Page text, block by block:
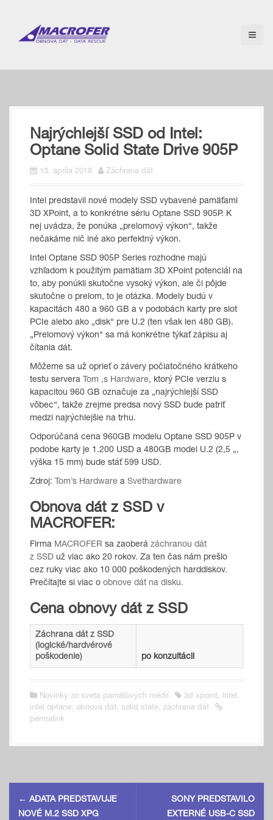
o
Najrýchlejší SSD od Intel:
Optane Solid State Drive 905P
13. apríla 2018 Záchrana dát
Intel predstavil nové modely SSD vybavené pamäťami
3D XPoint, a to konkrétne sériu Optane SSD 905P. K
nej uvádza, že ponúka „prelomový výkon“, takže
nečakáme nič iné ako perfektný výkon.
Intel Optane SSD 905P Series rozhodne majú
vzhľadom k použitým pamätiam 3D XPoint potenciál na
to, aby ponúkli skutočne vysoký výkon, ale či pôjde
skutočne o prelom, to je otázka. Modely budú v
kapacitách 480 a 960 GB a v podobách karty pre slot
PCIe alebo ako „disk“ pre U.2 (ten však len 480 GB).
„Prelomový výkon“ sa má konkrétne týkať zápisu aj
čítania dát.
Môžeme sa už oprieť o závery počiatočného krátkeho
testu servera Tom ‚s Hardware, ktorý PCIe verziu s
kapacitou 960 GB označuje za „najrýchlejší SSD
vôbec“, takže zrejme predsa nový SSD bude patriť
medzi najrýchlejšie na trhu.
Odporúčaná cena 960GB modelu Optane SSD 905P v
podobe karty je 1.200 USD a 480GB model U.2 (2,5 „,
výška 15 mm) bude stáť 599 USD.
Zdroj: Tom’s Hardware a Svethardware
Obnova dát z SSD v
MACROFER:
Firma MACROFER sa zaoberá záchranou dát
z SSD už viac ako 20 rokov. Za ten čas nám prešlo
cez ruky viac ako 10 000 poškodených harddiskov.
Prečítajte si viac o obnove dát na disku.
Cena obnovy dát z SSD
Záchrana dát z SSD
(logické/hardvérové
poškodenie)
po konzultácii
Novinky zo sveta pamäťových médií 3d xpoint, intel,
intel optane, obnova dát, solid state, záchrana dát
permalink
P← ADATA PREDSTAVUJE
NOVÉ M.2 SSD XPG
SONY PREDSTAVILO
EXTERNÉ USB-C SSD